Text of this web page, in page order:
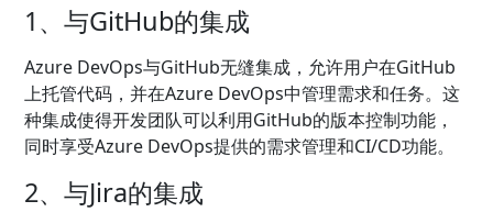
1、与GitHub的集成
Azure DevOps与GitHub无缝集成，允许用户在GitHub
上托管代码，并在Azure DevOps中管理需求和任务。这
种集成使得开发团队可以利用GitHub的版本控制功能，
同时享受Azure DevOps提供的需求管理和CI/CD功能。
2、与Jira的集成